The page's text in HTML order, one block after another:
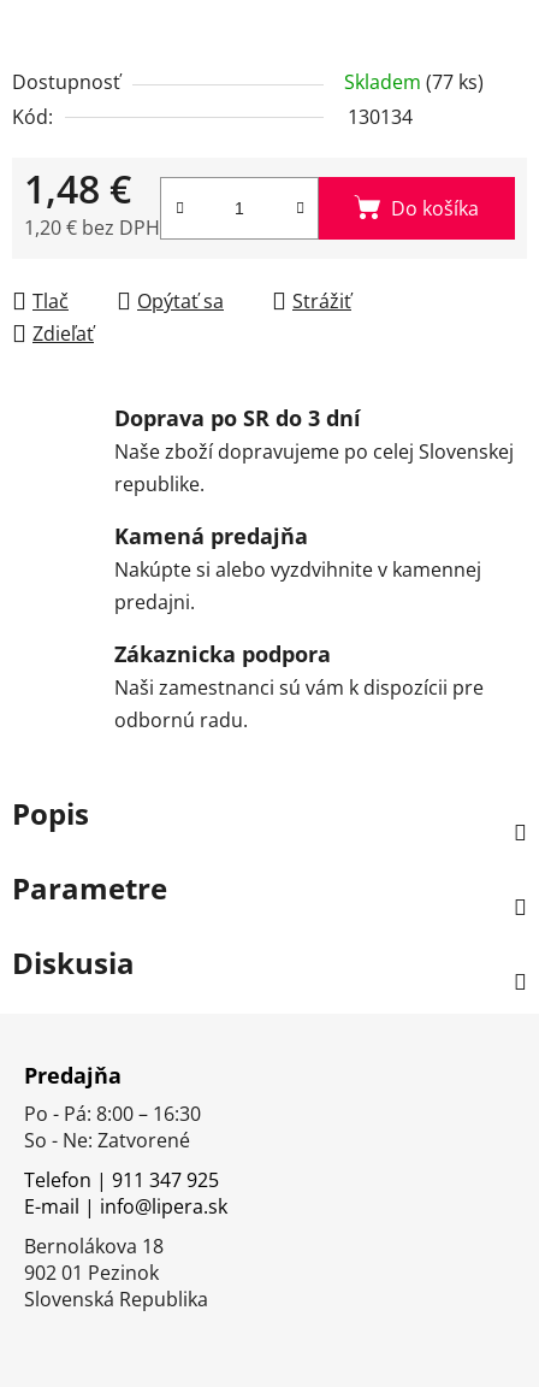
Dostupnosť Skladem (77 ks)
Kód:
130134
1,48 €
1,20 € bez DPH
Do košíka
Tlač Opýtať sa
Strážiť
Zdieľať
Doprava po SR do 3 dní
Naše zboží dopravujeme po celej Slovenskej
republike.
Kamená predajňa
Nakúpte si alebo vyzdvihnite v kamennej
predajni.
Zákaznicka podpora
Naši zamestnanci sú vám k dispozícii pre
odbornú radu.
Popis
Parametre
Diskusia
Predajňa
Po - Pá: 8:00 – 16:30
So - Ne: Zatvorené
Telefon | 911 347 925
E-mail | info@lipera.sk
Bernolákova 18
902 01 Pezinok
Slovenská Republika